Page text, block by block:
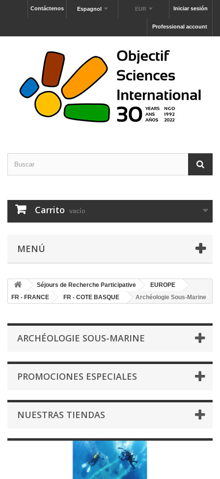
Iniciar sesión
EUR
Espagnol
Contáctenos
Professional account
Carrito vacío
MENÚ
Séjours de Recherche Participative
EUROPE
FR - FRANCE
FR - COTE BASQUE Archéologie Sous-Marine
ARCHÉOLOGIE SOUS-MARINE
PROMOCIONES ESPECIALES
NUESTRAS TIENDAS